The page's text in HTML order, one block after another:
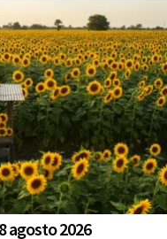
agosto 2026